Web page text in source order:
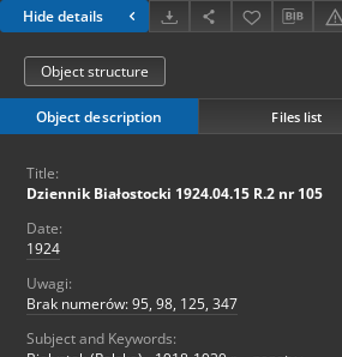
Hide details
Object structure
Object description Files list
Title:
Dziennik Białostocki 1924.04.15 R.2 nr 105
Date:
1924
Uwagi:
Brak numerów: 95, 98, 125, 347
Subject and Keywords: